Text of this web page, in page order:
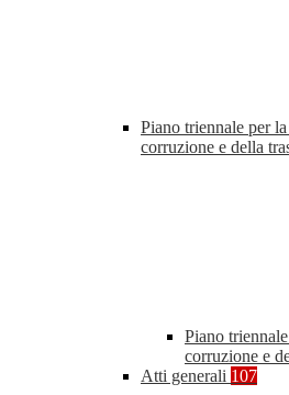
Piano triennale per
corruzione e della
Piano
corruzione e
Atti generali 107